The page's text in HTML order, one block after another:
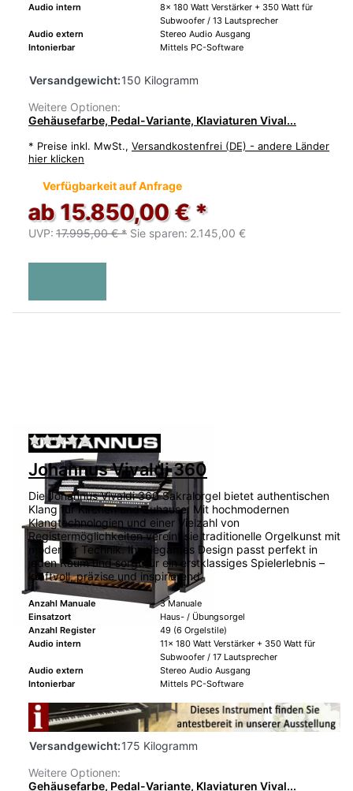
Audio intern
8x 180 Watt Verstärker + 350 Watt für
Subwoofer / 13 Lautsprecher
Audio extern
Stereo Audio Ausgang
Intonierbar
Mittels PC-Software
Versandgewicht:150 Kilogramm
Weitere Optionen:
Gehäusefarbe, Pedal-Variante, Klaviaturen Vival...
* Preise inkl. MwSt., Versandkostenfrei (DE) - andere Länder
hier klicken
Verfügbarkeit auf Anfrage
ab 15.850,00 € *
UVP: 17.995,00 € * Sie sparen: 2.145,00 €
Zu diesem Produkt liegen noch keine
Johannus Vivaldi 360
Die Johannus Vivaldi 360 Sakralorgel bietet authentischen
Klang für Kirchen und Zuhause. Mit hochmodernen
Klangtechnologien und einer Vielzahl von
Registermöglichkeiten vereint sie traditionelle Orgelkunst mit
moderner Technik. Ihr elegantes Design passt perfekt in
jeden Raum und sorgt für ein erstklassiges Spielerlebnis –
kraftvoll, präzise und inspirierend.
Anzahl Manuale
3 Manuale
Einsatzort
Haus- / Übungsorgel
Anzahl Register
49 (6 Orgelstile)
Audio intern
11x 180 Watt Verstärker + 350 Watt für
Subwoofer / 17 Lautsprecher
Audio extern
Stereo Audio Ausgang
Intonierbar
Mittels PC-Software
Versandgewicht:175 Kilogramm
Weitere Optionen:
Gehäusefarbe, Pedal-Variante, Klaviaturen Vival...